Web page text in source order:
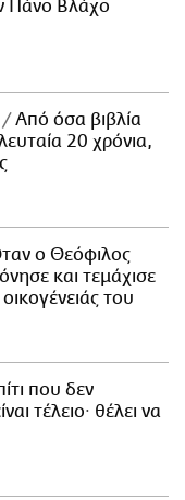
Πάνο Βλάχο
Από όσα βιβλία
20 χρόνια,
ο Θεόφιλος
και τεμάχισε
του
που δεν
τέλειο· θέλει να